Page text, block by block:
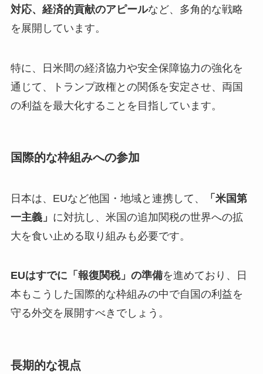
対応、経済的貢献のアピールなど、多角的な戦略
を展開しています。
特に、日米間の経済協力や安全保障協力の強化を
通じて、トランプ政権との関係を安定させ、両国
の利益を最大化することを目指しています。
国際的な枠組みへの参加
日本は、EUなど他国・地域と連携して、
「米国第
一主義」 に対抗し、米国の追加関税の世界への拡
大を食い止める取り組みも必要です。
EUはすでに「報復関税」の準備を進めており、日
本もこうした国際的な枠組みの中で自国の利益を
守る外交を展開すべきでしょう。
長期的な視点